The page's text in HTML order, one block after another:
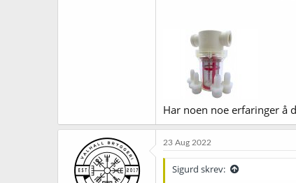
Har noen noe erfaringer å
23 Aug 2022
Sigurd skrev: